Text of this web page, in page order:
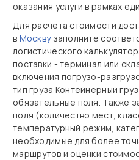
оказания услуги в рамках
Для расчета стоимости
в Москвузаполните
логистического
поставки - терминал или
включения погрузо-
тип груза Контейнерный
обязательные поля. Также
поля (количество мест,
температурный режим,
необходимые для более
маршрутов и оценки